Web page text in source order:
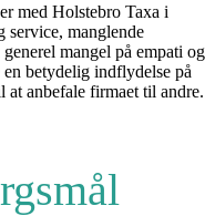
med Holstebro Taxa i
service, manglende
mangel på empati og
betydelig indflydelse på
at anbefale firmaet til andre.